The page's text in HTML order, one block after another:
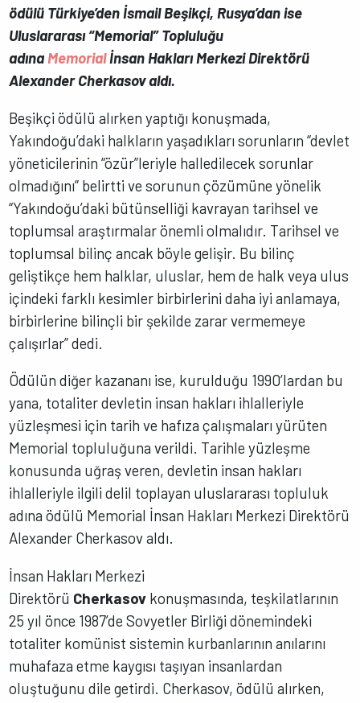
ödülü Türkiye’den İsmail Beşikçi, Rusya’dan ise
Uluslararası “Memorial” Topluluğu
adına Memorialİnsan Hakları Merkezi Direktörü
Alexander Cherkasov aldı.
Beşikçi ödülü alırken yaptığı konuşmada,
Yakındoğu’daki halkların yaşadıkları sorunların “devlet
yöneticilerinin “özür”leriyle halledilecek sorunlar
olmadığını” belirtti ve sorunun çözümüne yönelik
“Yakındoğu’daki bütünselliği kavrayan tarihsel ve
toplumsal araştırmalar önemli olmalıdır. Tarihsel ve
toplumsal bilinç ancak böyle gelişir. Bu bilinç
geliştikçe hem halklar, uluslar, hem de halk veya ulus
içindeki farklı kesimler birbirlerini daha iyi anlamaya,
birbirlerine bilinçli bir şekilde zarar vermemeye
çalışırlar” dedi.
Ödülün diğer kazananı ise, kurulduğu 1990’lardan bu
yana, totaliter devletin insan hakları ihlalleriyle
yüzleşmesi için tarih ve hafıza çalışmaları yürüten
Memorial topluluğuna verildi. Tarihle yüzleşme
konusunda uğraş veren, devletin insan hakları
ihlalleriyle ilgili delil toplayan uluslararası topluluk
adına ödülü Memorial İnsan Hakları Merkezi Direktörü
Alexander Cherkasov aldı.
İnsan Hakları Merkezi
Direktörü Cherkasov konuşmasında, teşkilatlarının
25 yıl önce 1987’de Sovyetler Birliği dönemindeki
totaliter komünist sistemin kurbanlarının anılarını
muhafaza etme kaygısı taşıyan insanlardan
oluştuğunu dile getirdi. Cherkasov, ödülü alırken,